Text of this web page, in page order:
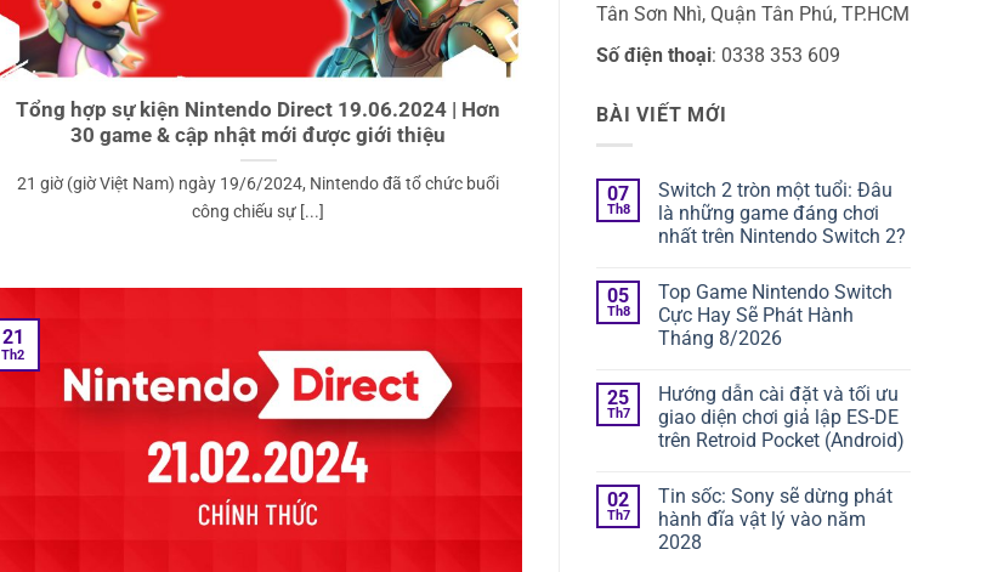
Tổng hợp sự kiện Nintendo Direct 19.06.2024 | Hơn
30 game & cập nhật mới được giới thiệu
21 giờ (giờ Việt Nam) ngày 19/6/2024, Nintendo đã tổ chức buổi
công chiếu sự [...]
21
Th2
Tân Sơn Nhì, Quận Tân Phú, TP.HCM
Số điện thoại: 0338 353 609
BÀI VIẾT MỚI
07
Th8
Switch 2 tròn một tuổi: Đâu
là những game đáng chơi
nhất trên Nintendo Switch 2?
bình
luận
ở
Switch
một
tuổi:
Đâu
là
những
chơi
nhất
trên
Nintendo
05
Th8
Top Game Nintendo Switch
Cực Hay Sẽ Phát Hành
Tháng 8/2026
bình
luận
ở
Top
Switch
Cực
Hay
Sẽ
Phát
25
Th7
Hướng dẫn cài đặt và tối ưu
giao diện chơi giả lập ES-DE
trên Retroid Pocket (Android)
bình
luận
ở
Hướng
02
Th7
Tin sốc: Sony sẽ dừng phát
hành đĩa vật lý vào năm
2028